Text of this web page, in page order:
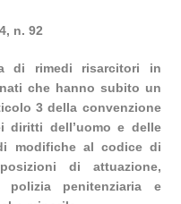
n. 92
di rimedi risarcitori in
che hanno subito un
3 della convenzione
diritti dell’uomo e delle
modifiche al codice di
di attuazione,
polizia penitenziaria e